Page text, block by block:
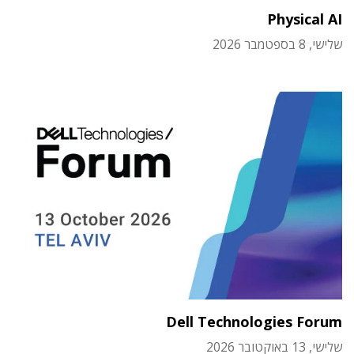
Physical AI
שלישי, 8 בספטמבר 2026
Dell Technologies Forum
שלישי, 13 באוקטובר 2026